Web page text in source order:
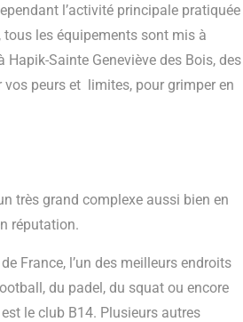
l’activité principale pratiquée
les équipements sont mis à
Sainte Geneviève des Bois, des
peurs et limites, pour grimper en
très grand complexe aussi bien en
réputation.
France, l’un des meilleurs endroits
du padel, du squat ou encore
le club B14. Plusieurs autres